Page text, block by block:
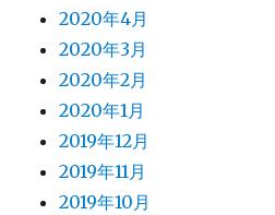
2020年4月
2020年3月
2020年2月
2020年1月
2019年12月
2019年11月
2019年10月